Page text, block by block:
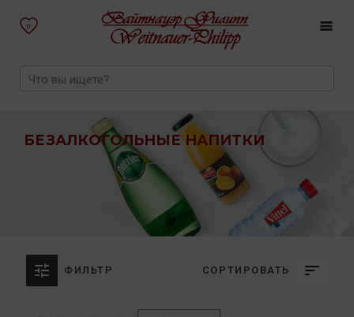
0
БЕЗАЛКОГОЛЬНЫЕ НАПИТКИ
ФИЛЬТР СОРТИРОВАТЬ